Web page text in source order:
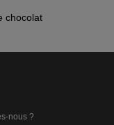
chocolat
nous ?